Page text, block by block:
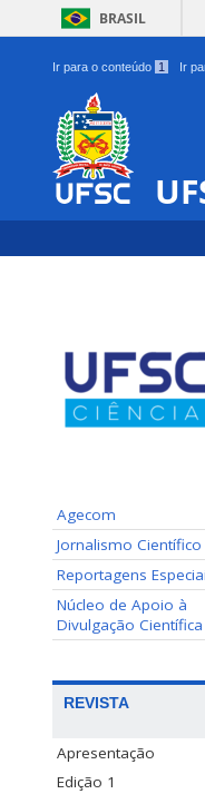
BRASIL
Ir para o conteúdo 1 Ir
Agecom
Jornalismo Científico
Reportagens
Núcleo de Apoio à
Divulgação Científica
REVISTA
Apresentação
Edição 1